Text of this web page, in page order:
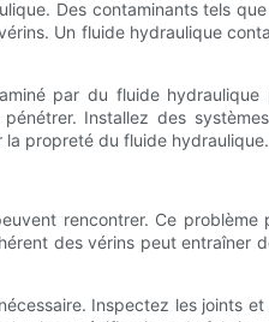
Des contaminants tels
Un fluide hydraulique
par du fluide
Installez des
propreté du fluide hydraulique.
rencontrer. Ce
des vérins peut entraîner
Inspectez les joints